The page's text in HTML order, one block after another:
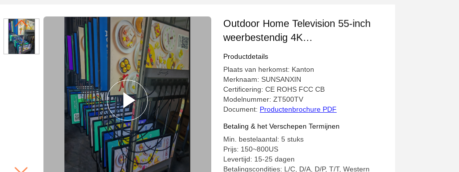
Outdoor Home Television 55-inch
weerbestendig 4K
antireflectiescherm voor patio's
Productdetails
Plaats van herkomst: Kanton
Merknaam: SUNSANXIN
Certificering: CE ROHS FCC CB
Modelnummer: ZT500TV
Document: Productenbrochure PDF
Betaling & het Verschepen Termijnen
Min. bestelaantal: 5 stuks
Prijs: 150~800US
Levertijd: 15-25 dagen
Betalingscondities: L/C, D/A, D/P, T/T, Western